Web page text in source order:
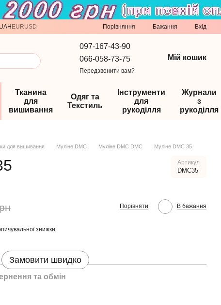
UAH EURUSD Порівняння Бажання Вхід
097-167-43-90
066-058-73-75
Передзвонити вам?
Мій кошик
Тканина
для
вишивання
Одяг та
Текстиль
Інструменти
для
рукоділля
Журнали
з
рукоділля
для вишивання Муліне DMC Муліне DMC DMC Муліне DMC 35
Артикул
DMC35
Порівняти В бажання
знижки
Замовити швидко
та обмін